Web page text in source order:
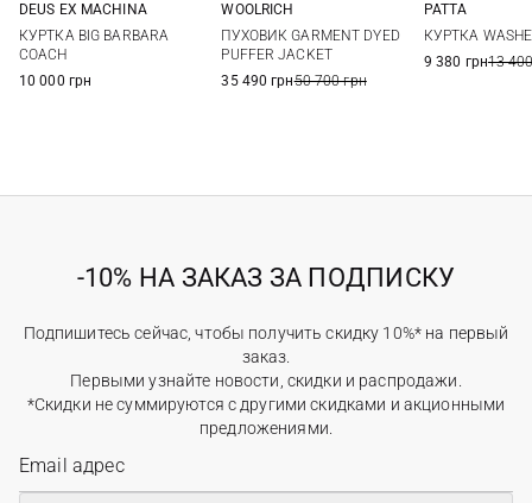
DEUS EX MACHINА
КУРТКА BIG BARBARA
COACH
10 000 грн
3XL
WOOLRICH
ПУХОВИК GARMENT DYED
PUFFER JACKET
35 490 грн50 700 грн
PATTA
КУРТКА
9 380 грн13
-10% НА ЗАКАЗ ЗА ПОДПИСКУ
Подпишитесь сейчас, чтобы получить скидку 10%* на первый
заказ.
Первыми узнайте новости, скидки и распродажи.
*Скидки не суммируются с другими скидками и акционными
предложениями.